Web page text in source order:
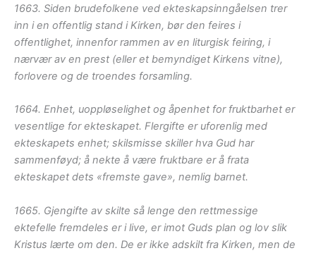
1663. Siden brudefolkene ved ekteskapsinngåelsen trer
inn i en offentlig stand i Kirken, bør den feires i
offentlighet, innenfor rammen av en liturgisk feiring, i
nærvær av en prest (eller et bemyndiget Kirkens vitne),
forlovere og de troendes forsamling.
1664. Enhet, uoppløselighet og åpenhet for fruktbarhet er
vesentlige for ekteskapet. Flergifte er uforenlig med
ekteskapets enhet; skilsmisse skiller hva Gud har
sammenføyd; å nekte å være fruktbare er å frata
ekteskapet dets «fremste gave», nemlig barnet.
1665. Gjengifte av skilte så lenge den rettmessige
ektefelle fremdeles er i live, er imot Guds plan og lov slik
Kristus lærte om den. De er ikke adskilt fra Kirken, men de